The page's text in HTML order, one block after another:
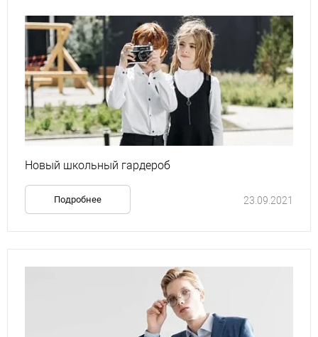
Новый школьный гардероб
23.09.2021
Подробнее